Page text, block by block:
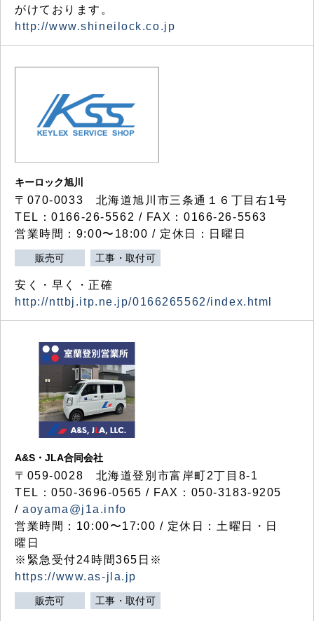
がけております。
http://www.shineilock.co.jp
キーロック旭川
〒070-0033 北海道旭川市三条通１６丁目右1号
TEL：0166-26-5562 / FAX：0166-26-5563
営業時間：9:00〜18:00 / 定休日：日曜日
販売可 工事・取付可
安く・早く・正確
http://nttbj.itp.ne.jp/0166265562/index.html
A&S・JLA合同会社
〒 059-0028 北海道登別市富岸町2丁目 8-1
TEL：050-3696-0565 / FAX：050-3183-9205
/aoyama@j1a.info
営業時間：10:00〜17:00 / 定休日：土曜日・日
曜日
※緊急受付24時間365日※
https://www.as-jla.jp
販売可 工事・取付可